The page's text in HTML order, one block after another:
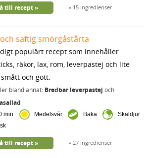
15 ingredienser
till recept
saftig smörgåstårta
populärt recept som innehåller
räkor, lax, rom, leverpastej och lite
och gott.
bland annat: Bredbar leverpastej och
min Medelsvår Baka
Skaldjur
27 ingredienser
till recept